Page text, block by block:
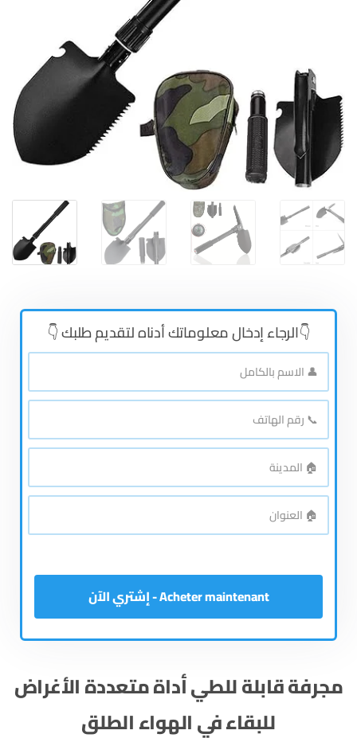
👇الرجاء إدخال معلوماتك أدناه لتقديم طلبك 👇
👤
الاسم
بالكامل*
📞
رقم
الهاتف*
🏠
المدينة*
🏠
العنوان*
Acheter maintenant - إشتري الآن
مجرفة قابلة للطي أداة متعددة الأغراض
للبقاء في الهواء الطلق